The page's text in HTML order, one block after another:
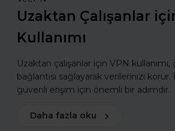
Uzaktan Çalışanlar
Kullanımı
Uzaktan çalışanlar için VPN
bağlantısı sağlayarak verilerinizi korur.
güvenli erişim için önemli bir adımdır.
Daha fazla oku